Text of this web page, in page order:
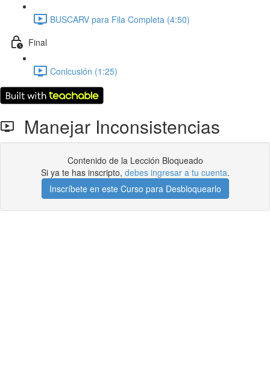
BUSCARV para Fila Completa (4:50)
Final
Conlcusión (1:25)
Manejar Inconsistencias
Contenido de la Lección Bloqueado
Si ya te has inscripto, debes ingresar a tu cuenta.
Inscríbete en este Curso para Desbloquearlo